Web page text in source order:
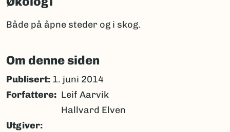
Både på åpne steder og i skog.
Om denne siden
Publisert: 1. juni 2014
Forfattere
Leif Aarvik
Hallvard Elven
Utgiver